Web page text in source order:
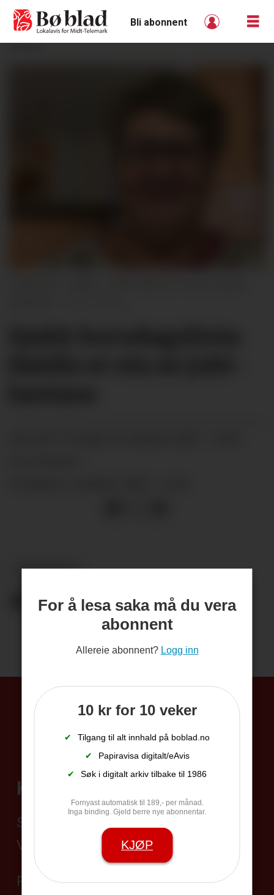
Bli abonnent
For å lesa saka må du vera
abonnent
Allereie abonnent? Logg inn
10 kr for 10 veker
✔
Tilgang til alt innhald på boblad.no
✔
Papiravisa digitalt/eAvis
✔
Søk i digitalt arkiv tilbake til 1986
Fornyast automatisk til 189,- per månad.
Inga binding. Gjeld berre nye abonnentar.
KJØP
JUBILANTAR
Kontakt
Sentralbord 35 95 19 45
Vakttelefon 406 24 528
Postadresse: